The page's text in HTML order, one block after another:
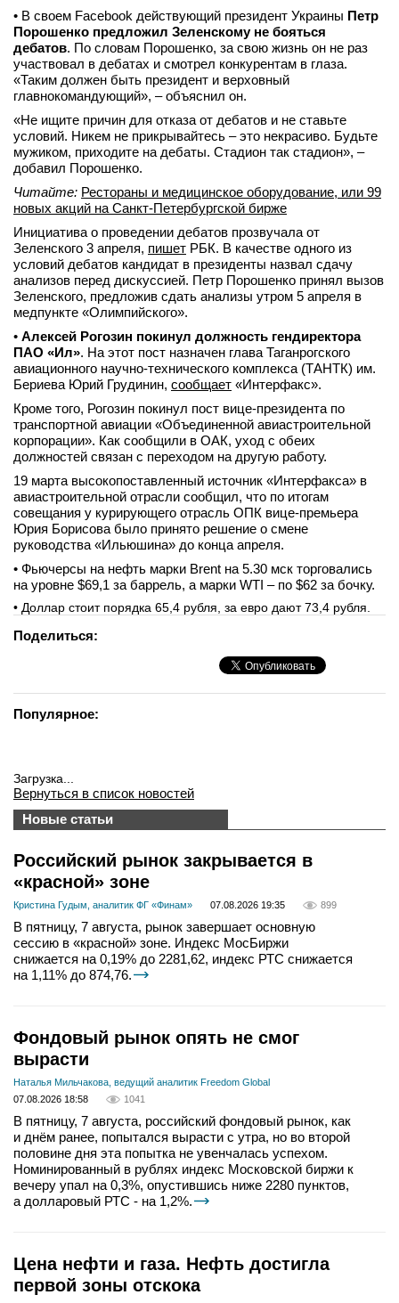
• В своем Facebook действующий президент Украины Петр
Порошенко предложил Зеленскому не бояться
дебатов. По словам Порошенко, за свою жизнь он не раз
участвовал в дебатах и смотрел конкурентам в глаза.
«Таким должен быть президент и верховный
главнокомандующий», – объяснил он.
«Не ищите причин для отказа от дебатов и не ставьте
условий. Никем не прикрывайтесь – это некрасиво. Будьте
мужиком, приходите на дебаты. Стадион так стадион», –
добавил Порошенко.
Читайте: Рестораны и медицинское оборудование, или 99
новых акций на Санкт-Петербургской бирже
Инициатива о проведении дебатов прозвучала от
Зеленского 3 апреля, пишет РБК. В качестве одного из
условий дебатов кандидат в президенты назвал сдачу
анализов перед дискуссией. Петр Порошенко принял вызов
Зеленского, предложив сдать анализы утром 5 апреля в
медпункте «Олимпийского».
• Алексей Рогозин покинул должность гендиректора
ПАО «Ил». На этот пост назначен глава Таганрогского
авиационного научно-технического комплекса (ТАНТК) им.
Бериева Юрий Грудинин, сообщает «Интерфакс».
Кроме того, Рогозин покинул пост вице-президента по
транспортной авиации «Объединенной авиастроительной
корпорации». Как сообщили в ОАК, уход с обеих
должностей связан с переходом на другую работу.
19 марта высокопоставленный источник «Интерфакса» в
авиастроительной отрасли сообщил, что по итогам
совещания у курирующего отрасль ОПК вице-премьера
Юрия Борисова было принято решение о смене
руководства «Ильюшина» до конца апреля.
• Фьючерсы на нефть марки Brent на 5.30 мск торговались
на уровне $69,1 за баррель, а марки WTI – по $62 за бочку.
• Доллар стоит порядка 65,4 рубля, за евро дают 73,4 рубля.
Поделиться:
Популярное:
Загрузка...
Вернуться в список новостей
Новые статьи
Российский рынок закрывается в
«красной» зоне
Кристина Гудым, аналитик ФГ «Финам» 07.08.2026 19:35 899
В пятницу, 7 августа, рынок завершает основную
сессию в «красной» зоне. Индекс МосБиржи
снижается на 0,19% до 2281,62, индекс РТС снижается
на 1,11% до 874,76.
Фондовый рынок опять не смог
вырасти
Наталья Мильчакова, ведущий аналитик Freedom Global
07.08.2026 18:58
1041
В пятницу, 7 августа, российский фондовый рынок, как
и днём ранее, попытался вырасти с утра, но во второй
половине дня эта попытка не увенчалась успехом.
Номинированный в рублях индекс Московской биржи к
вечеру упал на 0,3%, опустившись ниже 2280 пунктов,
а долларовый РТС - на 1,2%.
Цена нефти и газа. Нефть достигла
первой зоны отскока